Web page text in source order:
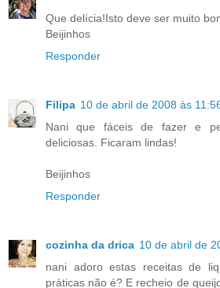
Que delícia!Isto deve ser muito
Beijinhos
Responder
Filipa 10 de abril de 2008 às
Nani que fáceis de fazer e
deliciosas. Ficaram lindas!
Beijinhos
Responder
cozinha da drica 10 de abril de
nani adoro estas receitas de
práticas não é? E recheio de